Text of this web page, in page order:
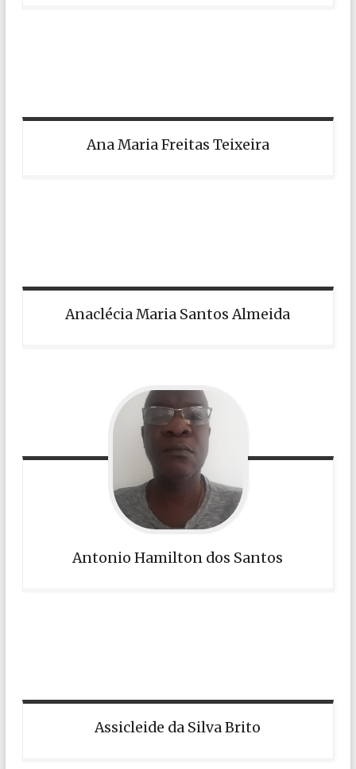
Ana Maria Freitas Teixeira
Anaclécia Maria Santos Almeida
Antonio Hamilton dos Santos
Assicleide da Silva Brito